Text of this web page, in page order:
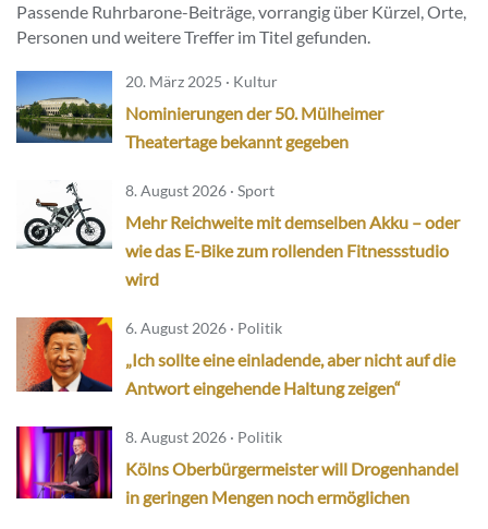
Passende Ruhrbarone-Beiträge, vorrangig über Kürzel, Orte,
Personen und weitere Treffer im Titel gefunden.
20. März 2025 · Kultur
Nominierungen der 50. Mülheimer
Theatertage bekannt gegeben
8. August 2026 · Sport
Mehr Reichweite mit demselben Akku – oder
wie das E-Bike zum rollenden Fitnessstudio
wird
6. August 2026 · Politik
„Ich sollte eine einladende, aber nicht auf die
Antwort eingehende Haltung zeigen“
8. August 2026 · Politik
Kölns Oberbürgermeister will Drogenhandel
in geringen Mengen noch ermöglichen